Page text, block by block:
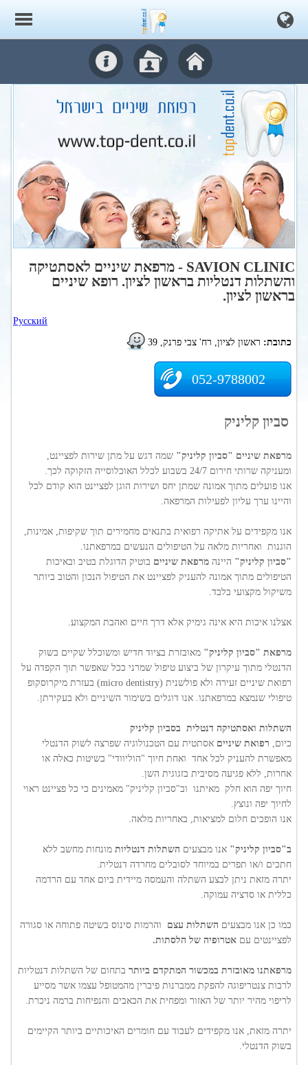
SAVION CLINIC - מרפאת שיניים לאסתטיקה
והשתלות דנטליות בראשון לציון. רופא שיניים
בראשון לציון.
Русский
כתובת: ראשון לציון, רח' צבי פרנק, 39
052-9788002
סביון קליניק
מרפאת שיניים "סביון קליניק" שמה דגש על מתן שירות לפציינט,
ומעניקה שרותי חירום 24/7 בשבוע לכלל האוכלוסייה הזקוקה לכך.
אנו פועלים מתוך אמונה שמתן יחס ושירות הוגן לפציינט הוא קודם לכל
והיינו ערך עליון לפעילות המרפאה.
אנו מקפידים על אתיקה רפואית בתנאים מחמירים תוך שקיפות, אמינות,
הוגנות ואחריות מלאה על הטיפולים הנעשים במרפאתנו.
"סביון קליניק" היינה מרפאת שיניים בוטיק הדוגלת בטיב ובאיכות
הטיפולים מתוך אמונה להעניק לפציינט את הטיפול הנכון והטוב ביותר
משיקול מקצועי בלבד.
אצלנו איכות היא אינה גימיק אלא דרך חיים ואהבת המקצוע.
מרפאת "סביון קליניק" מאובזרת בציוד חדיש ומשוכלל שקיים בשוק
הדנטלי מתוך עיקרון של ביצוע טיפול שמרני ככל שאפשר תוך הקפדה על
רפואת שיניים זעירה ולא פולשנית (micro dentistry) בעזרת מיקרוסקופ
טיפולי שנמצא במרפאתנו. אנו דוגלים בשימור השיניים ולא בעקירתן.
השתלות ואסתטיקה דנטלית בסביון קליניק
כיום, רפואת שיניים אסתטית עם הטכנולוגיה שפרצה לשוק הדנטלי
מאפשרת להעניק לכל אחד ואחת חיוך "הוליוודי" בשיטות כאלה או
אחרות, ללא פגיעה מסיבית בזגוגית השן.
חיוך יפה הוא חלק מאיתנו וב"סביון קליניק" מאמינים כי כל פציינט ראוי
לחיוך יפה ונוצץ.
אנו הופכים חלום למציאות, באחריות מלאה.
ב"סביון קליניק" אנו מבצעים השתלות דנטליות מונחות מחשב ללא
חתכים ו/או תפרים במיוחד לסובלים מחרדה דנטלית.
יתרה מזאת ניתן לבצע השתלה והעמסה מיידית ביום אחד עם הרדמה
כללית או סדציה עמוקה.
כמו כן אנו מבצעים השתלות עצם והרמות סינוס בשיטה פתוחה או סגורה
לפציינטים עם אטרופיה של הלסתות.
מרפאתנו מאובזרת במכשור המתקדם ביותר בתחום של השתלות דנטליות
לרבות צנטריפוגה להפקת ממברנות פיברין מהמטופל עצמו אשר מסייע
לריפוי מהיר יותר של האזור ומפחית את הכאבים והנפיחות ברמה ניכרת.
יתרה מזאת, אנו מקפידים לעבוד עם חומרים האיכותיים ביותר הקיימים
בשוק הדנטלי.